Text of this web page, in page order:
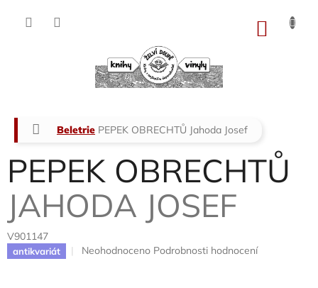
Domů
Beletrie PEPEK OBRECHTŮ Jahoda Josef
PEPEK OBRECHTŮ
JAHODA JOSEF
V901147
antikvariát
Průměrné
Neohodnoceno Podrobnosti hodnocení